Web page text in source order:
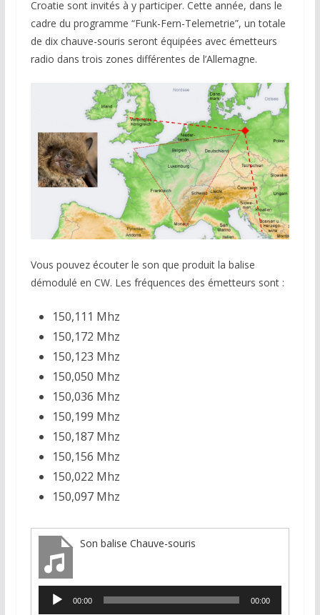
Croatie sont invités à y participer. Cette année, dans le
cadre du programme “Funk-Fern-Telemetrie”, un totale
de dix chauve-souris seront équipées avec émetteurs
radio dans trois zones différentes de l’Allemagne.
Vous pouvez écouter le son que produit la balise
démodulé en CW. Les fréquences des émetteurs sont :
150,111 Mhz
150,172 Mhz
150,123 Mhz
150,050 Mhz
150,036 Mhz
150,199 Mhz
150,187 Mhz
150,156 Mhz
150,022 Mhz
150,097 Mhz
Son balise Chauve-souris
Lecteur
audio
00:00 00:00